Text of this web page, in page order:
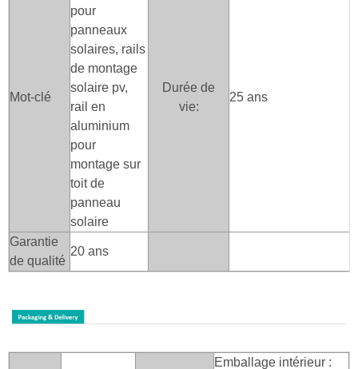
Mot-clé
pour
panneaux
solaires, rails
de montage
solaire pv,
rail en
aluminium
pour
montage sur
toit de
panneau
solaire
Durée de
vie:
25 ans
Garantie
de qualité
20 ans
Emballage intérieur :